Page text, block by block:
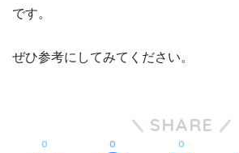
です。
ぜひ参考にしてみてください。
SHARE
0 0 0